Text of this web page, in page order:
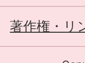
著作権・リ